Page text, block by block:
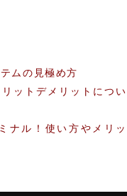
ムの見極め方
ットデメリットについ
ナル！使い方やメリッ